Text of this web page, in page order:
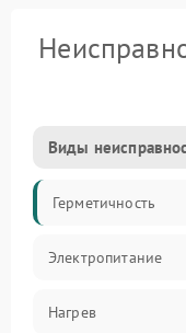
Виды
Герметичность
Электропитание
Нагрев